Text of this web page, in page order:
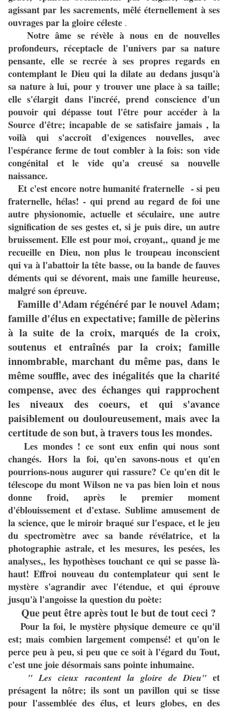
agissant par les sacrements, mêlé éternellement à ses
ouvrages par la gloire céleste .
Notre âme se révèle à nous en de nouvelles
profondeurs, réceptacle de l'univers par sa nature
pensante, elle se recrée à ses propres regards en
contemplant le Dieu qui la dilate au dedans jusqu'à
sa nature à lui, pour y trouver une place à sa taille;
elle s'élargit dans l'incréé, prend conscience d'un
pouvoir qui dépasse tout l'être pour accéder à la
Source d'être; incapable de se satisfaire jamais , la
voilà qui s'accroît d'exigences nouvelles, avec
l'espérance ferme de tout combler à la fois: son vide
congénital et le vide qu'a creusé sa nouvelle
naissance.
Et c'est encore notre humanité fraternelle - si peu
fraternelle, hélas! - qui prend au regard de foi une
autre physionomie, actuelle et séculaire, une autre
signification de ses gestes et, si je puis dire, un autre
bruissement. Elle est pour moi, croyant,, quand je me
recueille en Dieu, non plus le troupeau inconscient
qui va à l'abattoir la tête basse, ou la bande de fauves
déments qui se dévorent, mais une famille heureuse,
malgré son épreuve.
Famille d'Adam régénéré par le nouvel Adam;
famille d'élus en expectative; famille de pèlerins
à la suite de la croix, marqués de la croix,
soutenus et entraînés par la croix; famille
innombrable, marchant du même pas, dans le
même souffle, avec des inégalités que la charité
compense, avec des échanges qui rapprochent
les niveaux des coeurs, et qui s'avance
paisiblement ou douloureusement, mais avec la
certitude de son but, à travers tous les mondes.
Les mondes ! ce sont eux enfin qui nous sont
changés. Hors la foi, qu'en savons-nous et qu'en
pourrions-nous augurer qui rassure? Ce qu'en dit le
télescope du mont Wilson ne va pas bien loin et nous
donne froid, après le premier moment
d'éblouissement et d'extase. Sublime amusement de
la science, que le miroir braqué sur l'espace, et le jeu
du spectromètre avec sa bande révélatrice, et la
photographie astrale, et les mesures, les pesées, les
analyses,, les hypothèses touchant ce qui se passe là-
haut! Effroi nouveau du contemplateur qui sent le
mystère s'agrandir avec l'étendue, et qui éprouve
jusqu'à l'angoisse la question du poète:
Que peut être après tout le but de tout ceci ?
Pour la foi, le mystère physique demeure ce qu'il
est; mais combien largement compensé! et qu'on le
perce peu à peu, si peu que ce soit à l'égard du Tout,
c'est une joie désormais sans pointe inhumaine.
" Les cieux racontent la gloire de Dieu"et
présagent la nôtre; ils sont un pavillon qui se tisse
pour l'assemblée des élus, et leurs globes, en des